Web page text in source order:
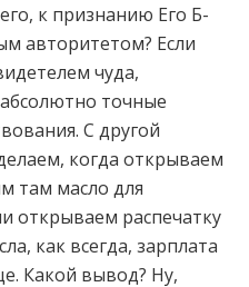
к признанию Его Б-
авторитетом? Если
чуда,
точные
С другой
когда открываем
там масло для
открываем распечатку
как всегда, зарплата
Какой вывод? Ну,